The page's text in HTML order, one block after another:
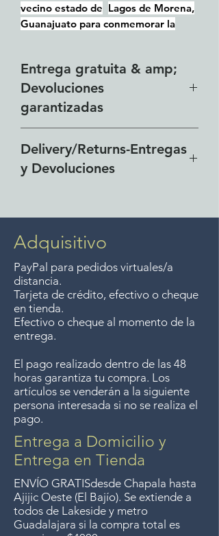
vecino estado de Lagos de Morena,
Guanajuato para conmemorar la
de Guanajuato. Esto mide 4 1/4 "de
alto y 3" de ancho.
Entrega gratuita & amp;
Devoluciones
garantizadas
gratuita incluye toda la zona de
Lakeside desde El Chante hasta
dentro de los 7 días posteriores
a su compra.
Delivery/Returns-Entregas
y Devoluciones
Chapala area for combined
purchases of $4000 pesos or
more. We accept returns up to
7 days after the sale unless the
items are sale priced, sorry, no
returns on sale items. We
previously delivered to
Guadalajara for free but we no
longer offer that service.
Entrega gratis en toda la zona
del Lago de Chapala por
compras mayor de $4000
pesos. Aceptamos
devoluciones hasta 7 días
después de la venta a menos
que los artículos tengan un
precio de oferta, lo sentimos,
Adquisitivo
PayPal para pedidos virtuales/a
distancia.
Tarjeta de crédito, efectivo o cheque
en tienda.
Efectivo o cheque al momento de la
entrega.
El pago realizado dentro de las 48
horas garantiza tu compra. Los
artículos se venderán a la siguiente
persona interesada si no se realiza el
pago.
Entrega a Domicilio y
Entrega en Tienda
ENVÍO GRATISdesde Chapala hasta
Ajijic Oeste (El Bajío). Se extiende a
todos de Lakeside y metro
Guadalajara si la compra total es